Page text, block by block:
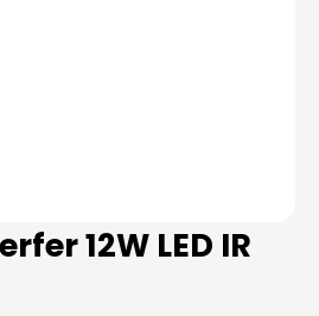
12W LED IR